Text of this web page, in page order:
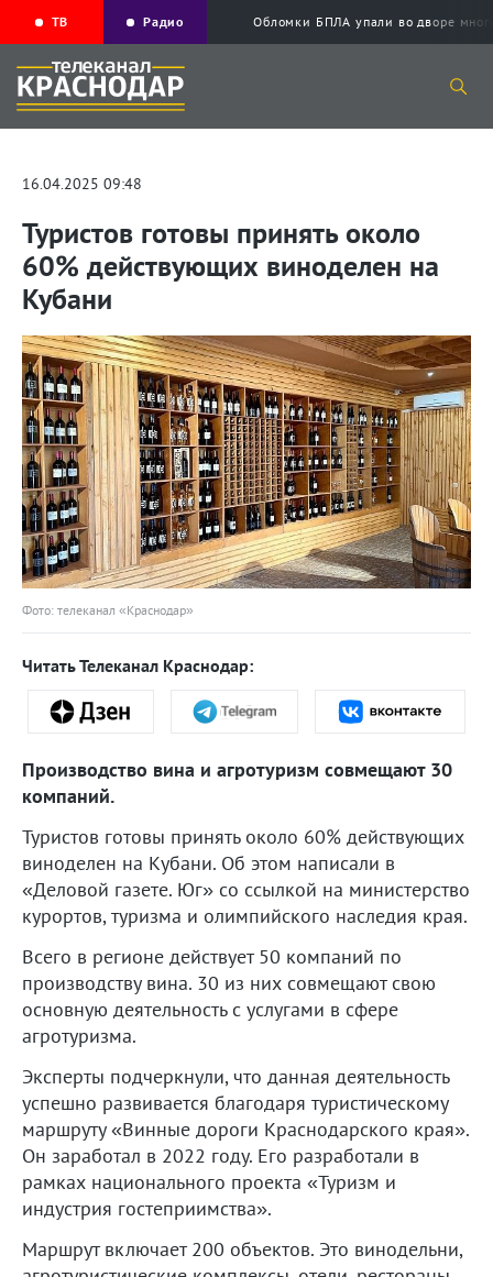
ТВ Радио Обломки БПЛА упали во дворе
16.04.2025 09:48
Туристов готовы принять около
60% действующих виноделен на
Кубани
Фото: телеканал «Краснодар»
Читать Телеканал Краснодар:
Производство вина и агротуризм совмещают 30
компаний.
Туристов готовы принять около 60% действующих
виноделен на Кубани. Об этом написали в
«Деловой газете. Юг» со ссылкой на министерство
курортов, туризма и олимпийского наследия края.
Всего в регионе действует 50 компаний по
производству вина. 30 из них совмещают свою
основную деятельность с услугами в сфере
агротуризма.
Эксперты подчеркнули, что данная деятельность
успешно развивается благодаря туристическому
маршруту «Винные дороги Краснодарского края».
Он заработал в 2022 году. Его разработали в
рамках национального проекта «Туризм и
индустрия гостеприимства».
Маршрут включает 200 объектов. Это винодельни,